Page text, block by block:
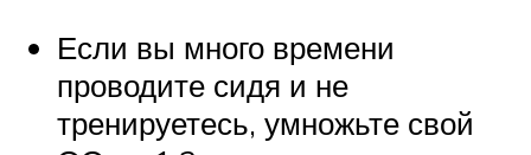
Если вы много времени
проводите сидя и не
тренируетесь, умножьте свой